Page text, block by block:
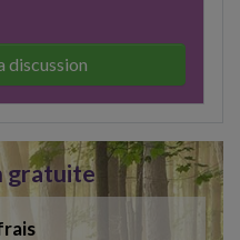
discussion
gratuite